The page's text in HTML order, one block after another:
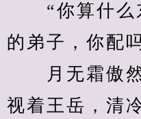
“你算什么
的弟子，你配
月无霜傲然
视着王岳，清